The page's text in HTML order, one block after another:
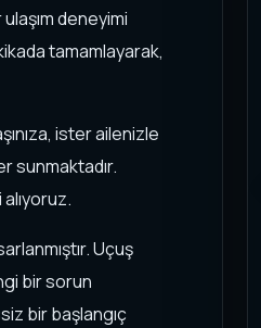
deneyimi
tamamlayarak,
ister ailenizle
sunmaktadır.
Uçuş
bir sorun
bir başlangıç